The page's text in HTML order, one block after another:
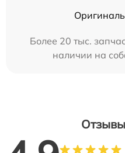
Более 20 тыс.
наличии на